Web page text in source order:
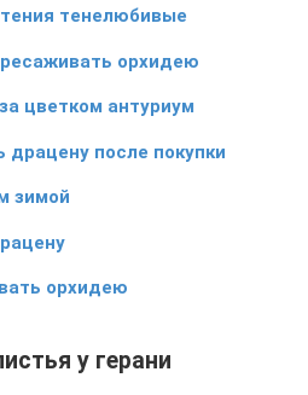
тенелюбивые
орхидею
цветком антуриум
драцену после покупки
зимой
орхидею
у герани